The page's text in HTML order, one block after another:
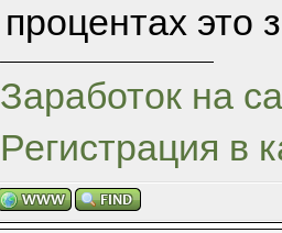
процентах это
Заработок на
Регистрация в